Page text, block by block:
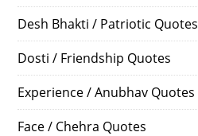
Desh Bhakti / Patriotic Quotes
Dosti / Friendship Quotes
Experience / Anubhav Quotes
Face / Chehra Quotes